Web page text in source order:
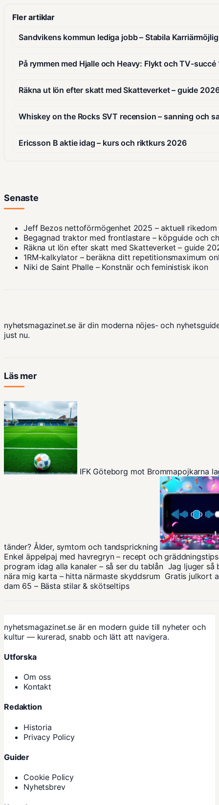
Fler artiklar
Sandvikens kommun lediga jobb – Stabila
På rymmen med Hjalle och Heavy: Flykt och TV-succé
Räkna ut lön efter skatt med Skatteverket – guide
Whiskey on the Rocks SVT recension – sanning och
Ericsson B aktie idag – kurs och riktkurs 2026
Senaste
Jeff Bezos nettoförmögenhet 2025 – aktuell
Begagnad traktor med frontlastare – köpguide och
Räkna ut lön efter skatt med Skatteverket – guide
1RM-kalkylator – beräkna ditt repetitionsmaximum
Niki de Saint Phalle – Konstnär och feministisk ikon
nyhetsmagazinet.se är din moderna nöjes- och
just nu.
Läs mer
IFK Göteborg mot Brommapojkarna
tänder? Ålder, symtom och tandsprickning
Enkel äppelpaj med havregryn – recept och gräddningstips
program idag alla kanaler – så ser du tablån Jag ljuger så
nära mig karta – hitta närmaste skyddsrum Gratis julkort
dam 65 – Bästa stilar & skötseltips
nyhetsmagazinet.se är en modern guide till nyheter och
kultur — kurerad, snabb och lätt att navigera.
Utforska
Om oss
Kontakt
Redaktion
Historia
Privacy Policy
Guider
Cookie Policy
Nyhetsbrev